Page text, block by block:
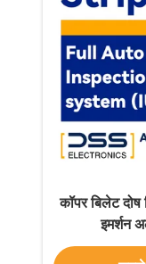
कॉपर बिलेट
इमर्शन